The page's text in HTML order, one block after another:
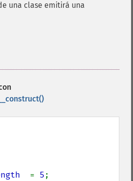
una clase emitirá una
= 5;